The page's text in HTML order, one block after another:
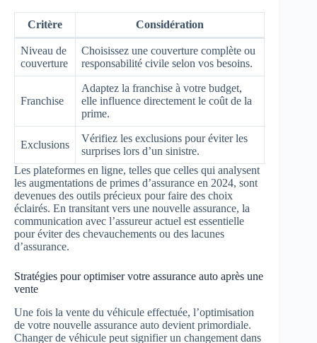
Critère Considération
Niveau de
couverture
Choisissez une couverture complète ou
responsabilité civile selon vos besoins.
Franchise
Adaptez la franchise à votre budget,
elle influence directement le coût de la
prime.
Exclusions
Vérifiez les exclusions pour éviter les
surprises lors d’un sinistre.
Les plateformes en ligne, telles que celles qui analysent
les augmentations de primes d’assurance en 2024, sont
devenues des outils précieux pour faire des choix
éclairés. En transitant vers une nouvelle assurance, la
communication avec l’assureur actuel est essentielle
pour éviter des chevauchements ou des lacunes
d’assurance.
Stratégies pour optimiser votre assurance auto après une
vente
Une fois la vente du véhicule effectuée, l’optimisation
de votre nouvelle assurance auto devient primordiale.
Changer de véhicule peut signifier un changement dans